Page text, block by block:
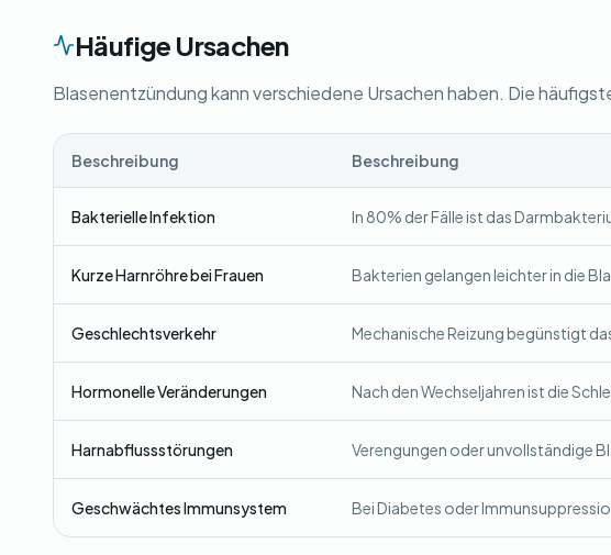
Häufige Ursachen
Blasenentzündung kann verschiedene Ursachen haben. Die
Beschreibung Beschreibung
Bakterielle Infektion In 80% der Fälle ist das
Kurze Harnröhre bei Frauen Bakterien gelangen leichter in die
Geschlechtsverkehr Mechanische Reizung begünstigt
Hormonelle Veränderungen Nach den Wechseljahren ist die
Harnabflussstörungen Verengungen oder unvollständige
Geschwächtes Immunsystem Bei Diabetes oder